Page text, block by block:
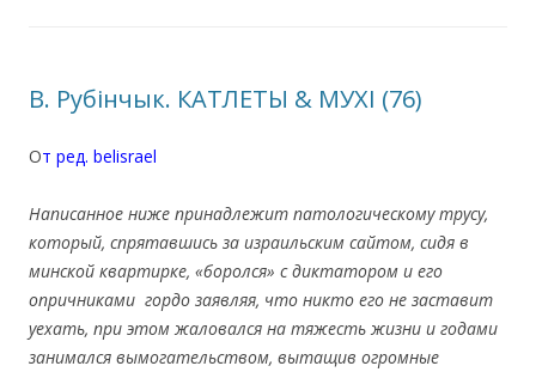
В. Рубінчык. КАТЛЕТЫ & МУХІ (76)
От ред. belisrael
Написанное ниже принадлежит патологическому трусу,
который, спрятавшись за израильским сайтом, сидя в
минской квартирке, «боролся» с диктатором и его
опричниками гордо заявляя, что никто его не заставит
уехать, при этом жаловался на тяжесть жизни и годами
занимался вымогательством, вытащив огромные